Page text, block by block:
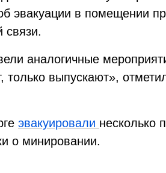
эвакуации в помещении
связи.
аналогичные
только выпускают»,
эвакуировали несколько
о минировании.